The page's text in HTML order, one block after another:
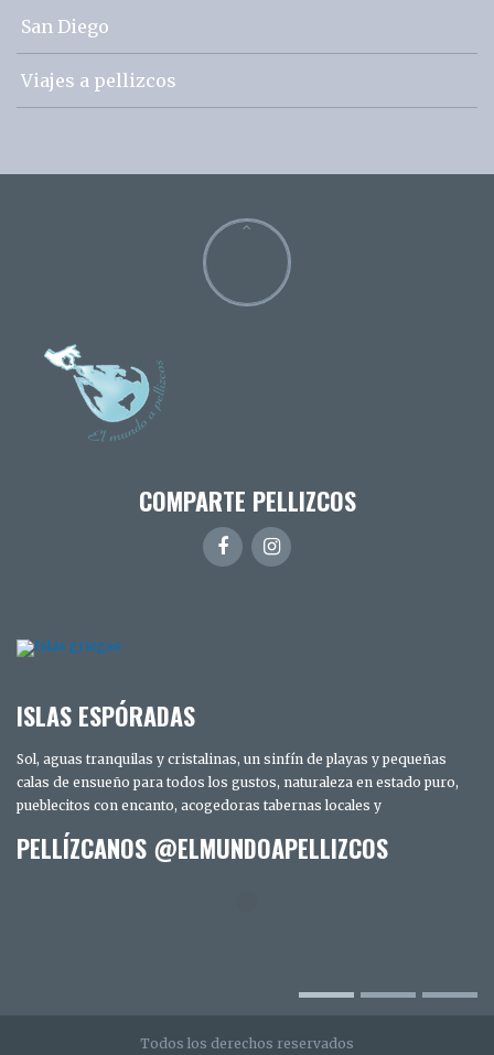
San Diego
Viajes a pellizcos
COMPARTE PELLIZCOS
ISLAS ESPÓRADAS
Sol, aguas tranquilas y cristalinas, un sinfín de playas y pequeñas
calas de ensueño para todos los gustos, naturaleza en estado puro,
pueblecitos con encanto, acogedoras tabernas locales y
MEJOR GUARDADOS DE LA CIUDAD
PELLÍZCANOS @ELMUNDOAPELLIZCOS
Todos los derechos reservados